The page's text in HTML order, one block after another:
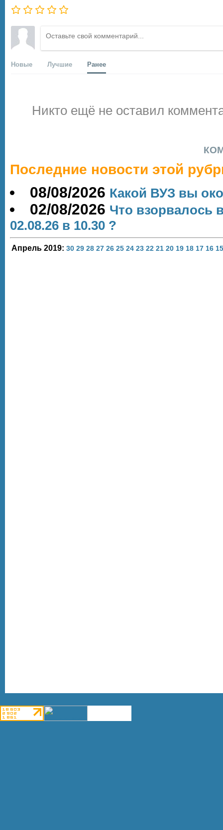
Новые Лучшие Ранее
Никто ещё не оставил
Последние новости этой
08/08/2026 Какой ВУЗ вы
02/08/2026 Что взорвалось
02.08.26 в 10.30 ?
Апрель 2019: 30 29 28 27 26 25 24 23 22 21 20 19 18 17 16 15